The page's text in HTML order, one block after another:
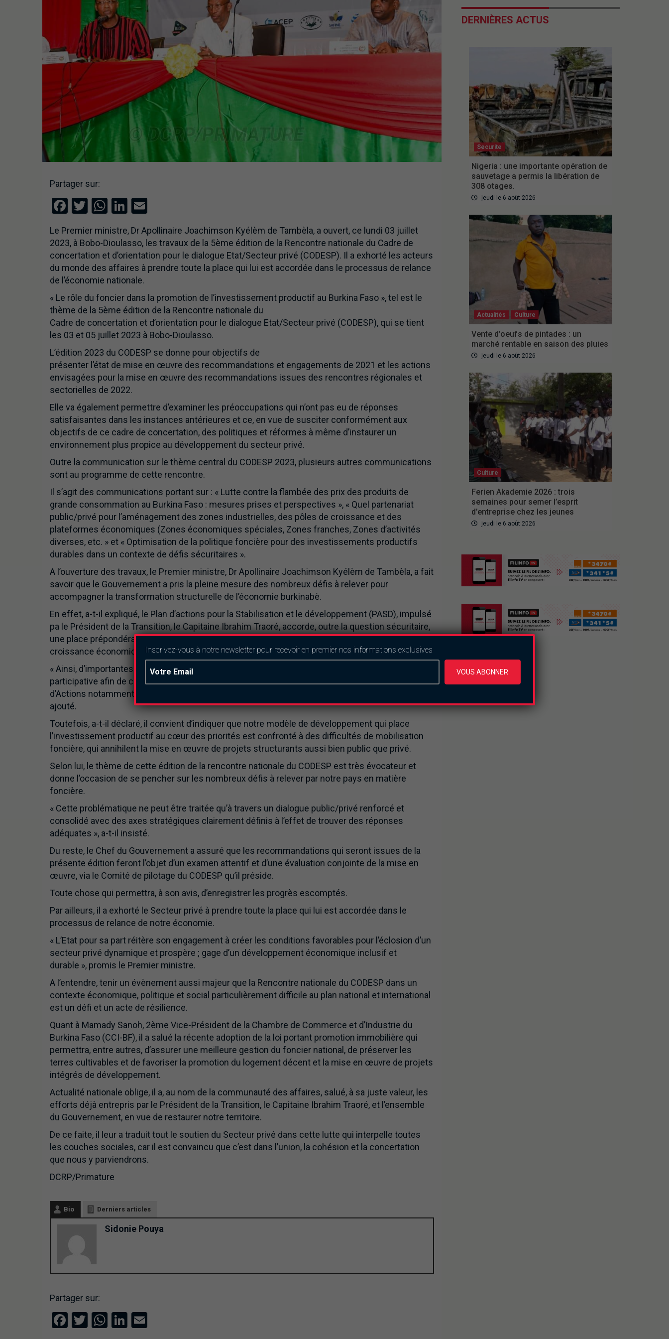
Partager sur:
Facebook
Twitter
WhatsApp
LinkedIn
Email
Le Premier ministre, Dr Apollinaire Joachimson Kyélèm de Tambèla, a ouvert, ce lundi 03 juillet
2023, à Bobo-Dioulasso, les travaux de la 5ème édition de la Rencontre nationale du Cadre de
concertation et d’orientation pour le dialogue Etat/Secteur privé (CODESP). Il a exhorté les acteurs
du monde des affaires à prendre toute la place qui lui est accordée dans le processus de relance
de l’économie nationale.
« Le rôle du foncier dans la promotion de l’investissement productif au Burkina Faso », tel est le
thème de la 5ème édition de la Rencontre nationale du
Cadre de concertation et d’orientation pour le dialogue Etat/Secteur privé (CODESP), qui se tient
les 03 et 05 juillet 2023 à Bobo-Dioulasso.
L’édition 2023 du CODESP se donne pour objectifs de
présenter l’état de mise en œuvre des recommandations et engagements de 2021 et les actions
envisagées pour la mise en œuvre des recommandations issues des rencontres régionales et
sectorielles de 2022.
Elle va également permettre d’examiner les préoccupations qui n’ont pas eu de réponses
satisfaisantes dans les instances antérieures et ce, en vue de susciter conformément aux
objectifs de ce cadre de concertation, des politiques et réformes à même d’instaurer un
environnement plus propice au développement du secteur privé.
Outre la communication sur le thème central du CODESP 2023, plusieurs autres communications
sont au programme de cette rencontre.
Il s’agit des communications portant sur : « Lutte contre la flambée des prix des produits de
grande consommation au Burkina Faso : mesures prises et perspectives », « Quel partenariat
public/privé pour l’aménagement des zones industrielles, des pôles de croissance et des
plateformes économiques (Zones économiques spéciales, Zones franches, Zones d’activités
diverses, etc. » et « Optimisation de la politique foncière pour des investissements productifs
durables dans un contexte de défis sécuritaires ».
A l’ouverture des travaux, le Premier ministre, Dr Apollinaire Joachimson Kyélèm de Tambèla, a fait
savoir que le Gouvernement a pris la pleine mesure des nombreux défis à relever pour
accompagner la transformation structurelle de l’économie burkinabè.
En effet, a-t-il expliqué, le Plan d’actions pour la Stabilisation et le développement (PASD), impulsé
pa le Président de la Transition, le Capitaine Ibrahim Traoré, accorde, outre la question sécuritaire,
une place prépondérante au secteur privé, considéré à juste titre comme le principal moteur de la
croissance économique.
« Ainsi, d’importantes réformes structurelles et sectorielles sont en cours dans une démarche
participative afin de construire une véritable économie inclusive et prospère à travers ledit Plan
d’Actions notamment en son Pilier 3 à savoir « refonder l’Etat et améliorer la gouvernance », a-t-il
ajouté.
Toutefois, a-t-il déclaré, il convient d’indiquer que notre modèle de développement qui place
l’investissement productif au cœur des priorités est confronté à des difficultés de mobilisation
foncière, qui annihilent la mise en œuvre de projets structurants aussi bien public que privé.
Selon lui, le thème de cette édition de la rencontre nationale du CODESP est très évocateur et
donne l’occasion de se pencher sur les nombreux défis à relever par notre pays en matière
foncière.
« Cette problématique ne peut être traitée qu’à travers un dialogue public/privé renforcé et
consolidé avec des axes stratégiques clairement définis à l’effet de trouver des réponses
adéquates », a-t-il insisté.
Du reste, le Chef du Gouvernement a assuré que les recommandations qui seront issues de la
présente édition feront l’objet d’un examen attentif et d’une évaluation conjointe de la mise en
œuvre, via le Comité de pilotage du CODESP qu’il préside.
Toute chose qui permettra, à son avis, d’enregistrer les progrès escomptés.
Par ailleurs, il a exhorté le Secteur privé à prendre toute la place qui lui est accordée dans le
processus de relance de notre économie.
« L’Etat pour sa part réitère son engagement à créer les conditions favorables pour l’éclosion d’un
secteur privé dynamique et prospère ; gage d’un développement économique inclusif et
durable », promis le Premier ministre.
A l’entendre, tenir un évènement aussi majeur que la Rencontre nationale du CODESP dans un
contexte économique, politique et social particulièrement difficile au plan national et international
est un défi et un acte de résilience.
Quant à Mamady Sanoh, 2ème Vice-Président de la Chambre de Commerce et d’Industrie du
Burkina Faso (CCI-BF), il a salué la récente adoption de la loi portant promotion immobilière qui
permettra, entre autres, d’assurer une meilleure gestion du foncier national, de préserver les
terres cultivables et de favoriser la promotion du logement décent et la mise en œuvre de projets
intégrés de développement.
Actualité nationale oblige, il a, au nom de la communauté des affaires, salué, à sa juste valeur, les
efforts déjà entrepris par le Président de la Transition, le Capitaine Ibrahim Traoré, et l’ensemble
du Gouvernement, en vue de restaurer notre territoire.
De ce faite, il leur a traduit tout le soutien du Secteur privé dans cette lutte qui interpelle toutes
les couches sociales, car il est convaincu que c’est dans l’union, la cohésion et la concertation
que nous y parviendrons.
DCRP/Primature
Bio Derniers articles
Sidonie Pouya
Partager sur:
Facebook
Twitter
WhatsApp
LinkedIn
Email
DERNIÈRES ACTUS
Securite
Nigeria : une importante opération de
sauvetage a permis la libération de
308 otages.
jeudi le 6 août 2026
Actualités Culture
Vente d’oeufs de pintades : un
marché rentable en saison des pluies
jeudi le 6 août 2026
Culture
Ferien Akademie 2026 : trois
semaines pour semer l’esprit
d’entreprise chez les jeunes
jeudi le 6 août 2026
Inscrivez-vous à notre newsletter pour recevoir en premier nos informations exclusives
VOUS ABONNER